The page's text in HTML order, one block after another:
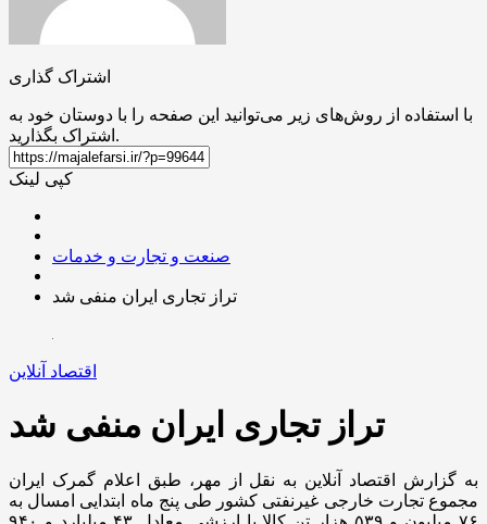
اشتراک گذاری
با استفاده از روش‌های زیر می‌توانید این صفحه را با دوستان خود به
اشتراک بگذارید.
کپی لینک
صنعت و تجارت و خدمات
تراز تجاری ایران منفی شد
اقتصاد آنلاین
تراز تجاری ایران منفی شد
به گزارش اقتصاد آنلاین به نقل از مهر، طبق اعلام گمرک ایران
مجموع تجارت خارجی غیرنفتی کشور طی پنج ماه ابتدایی امسال به